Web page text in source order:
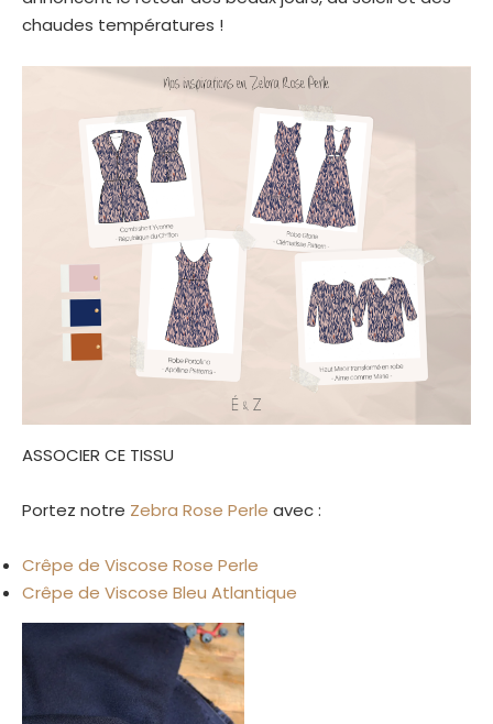
chaudes températures !
ASSOCIER CE TISSU
Portez notre Zebra Rose Perle avec :
Crêpe de Viscose Rose Perle
Crêpe de Viscose Bleu Atlantique